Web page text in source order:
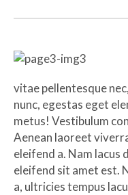
vitae pellentesque
nunc, egestas eget
metus! Vestibulum
Aenean laoreet
eleifend a. Nam lacus
eleifend sit amet est.
a, ultricies tempus